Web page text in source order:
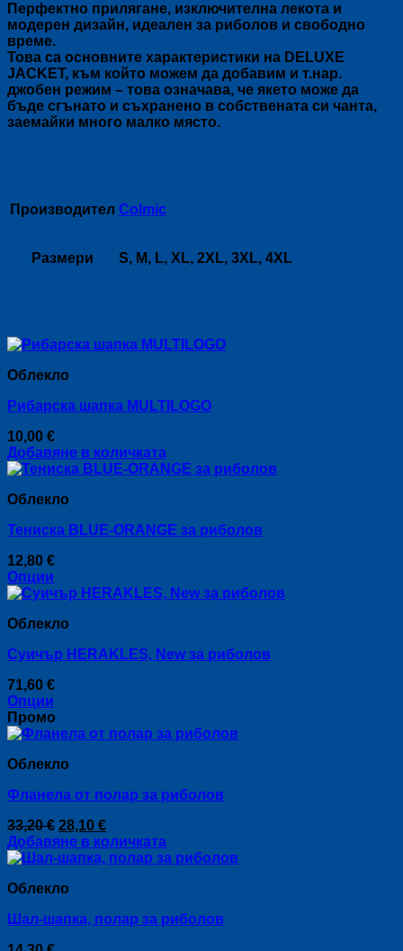
Перфектно прилягане, изключителна лекота и
модерен дизайн, идеален за риболов и свободно
време.
Това са основните характеристики на DELUXE
JACKET, към който можем да добавим и т.нар.
джобен режим – това означава, че якето може да
бъде сгънато и съхранено в собствената си чанта,
заемайки много малко място.
Производител Colmic
Размери S, M, L, XL, 2XL, 3XL, 4XL
Облекло
Рибарска шапка MULTILOGO
10,00 €
Добавяне в количката
Облекло
Тениска BLUE-ORANGE за риболов
12,80 €
Опции
This
has
variants.
options
may
be
chosen
the
product
page
Облекло
Суичър HERAKLES, New за риболов
71,60 €
Опции
This
product
multiple
The
may
be
chosen
the
product
page
Промо
Облекло
Фланела от полар за риболов
33,20€ Original
price
was:
28,10 €Текущата
цена
е:
Добавяне в количката
Облекло
Шал-шапка, полар за риболов